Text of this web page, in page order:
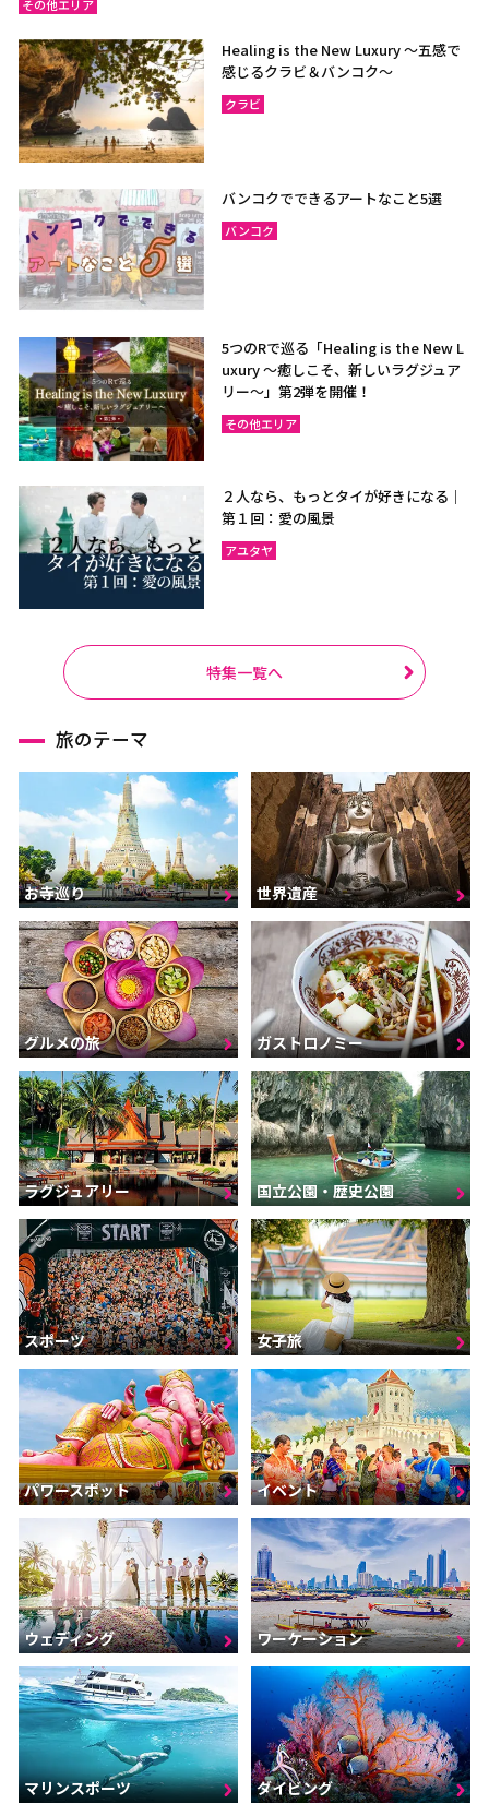
その他エリア
Healing is the New Luxury ～五感で
感じるクラビ＆バンコク～
クラビ
バンコクでできるアートなこと5選
バンコク
5つのRで巡る「Healing is the New L
uxury ～癒しこそ、新しいラグジュア
リー〜」第2弾を開催！
その他エリア
２人なら、もっとタイが好きになる｜
第１回：愛の風景
アユタヤ
特集一覧へ
旅のテーマ
お寺巡り 世界遺産
グルメの旅 ガストロノミー
ラグジュアリー 国立公園・歴史公園
スポーツ 女子旅
パワースポット イベント
ウェディング ワーケーション
マリンスポーツ ダイビング